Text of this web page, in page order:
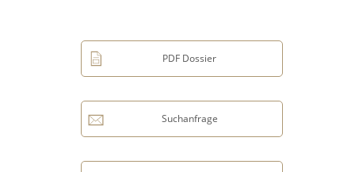
PDF Dossier
Suchanfrage